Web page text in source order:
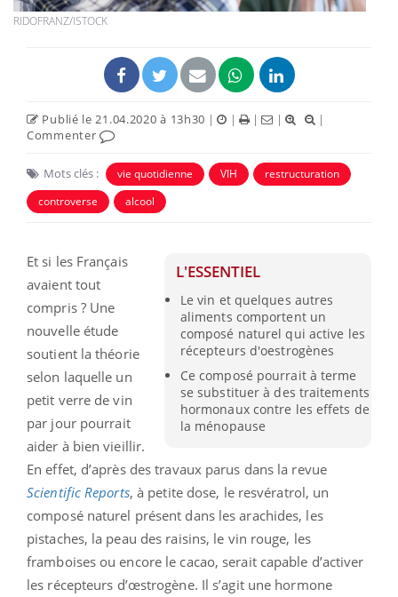
RIDOFRANZ/ISTOCK
Publié le 21.04.2020 à 13h30 | | | |
|
Commenter
Mots clés : vie quotidienne VIH
restructuration
controverse
alcool
L'ESSENTIEL
Le vin et quelques autres
aliments comportent un
composé naturel qui active les
récepteurs d'oestrogènes
Ce composé pourrait à terme
se substituer à des traitements
hormonaux contre les effets de
la ménopause
Et si les Français
avaient tout
compris ? Une
nouvelle étude
soutient la théorie
selon laquelle un
petit verre de vin
par jour pourrait
aider à bien vieillir.
En effet, d’après des travaux parus dans la revue
Scientific Reports, à petite dose, le resvératrol, un
composé naturel présent dans les arachides, les
pistaches, la peau des raisins, le vin rouge, les
framboises ou encore le cacao, serait capable d’activer
les récepteurs d’œstrogène. Il s’agit une hormone